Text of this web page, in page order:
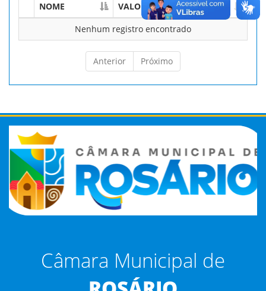
NOME
VALOR BRUTO
VALOR BRUTO
Nenhum registro encontrado
Anterior Próximo
Câmara Municipal de